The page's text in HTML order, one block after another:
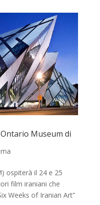
Museum di
ospiterà il 24 e 25
film iraniani che
Weeks of Iranian Art”